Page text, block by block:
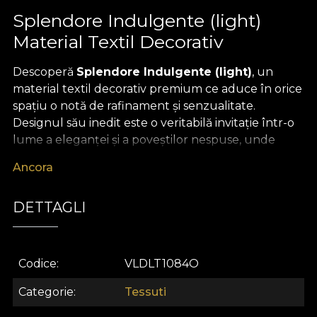
Splendore Indulgente (light)
Material Textil Decorativ
Descoperă Splendore Indulgente (light), un
material textil decorativ premium ce aduce în orice
spațiu o notă de rafinament și senzualitate.
Designul său inedit este o veritabilă invitație într-o
lume a eleganței și a poveștilor nespuse, unde
venețian luminat de soarele blând al Toscanei.
creează o atmosferă caldă, sofisticată și dramatică,
transformând orice decor într-o experiență vizuală
Versatilitatea acestui material textil decorativ îl face
ideal pentru o gamă largă de utilizări în designul
interior. Poate fi folosit pentru a crea draperii fluide,
Ancora
DETTAGLI
Codice VLDLT1084O
Categorie Tessuti